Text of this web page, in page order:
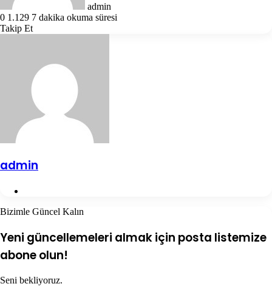
admin
0 1.129 7 dakika okuma süresi
Takip Et
admin
Bizimle Güncel Kalın
Yeni güncellemeleri almak için posta listemize
abone olun!
Seni bekliyoruz.